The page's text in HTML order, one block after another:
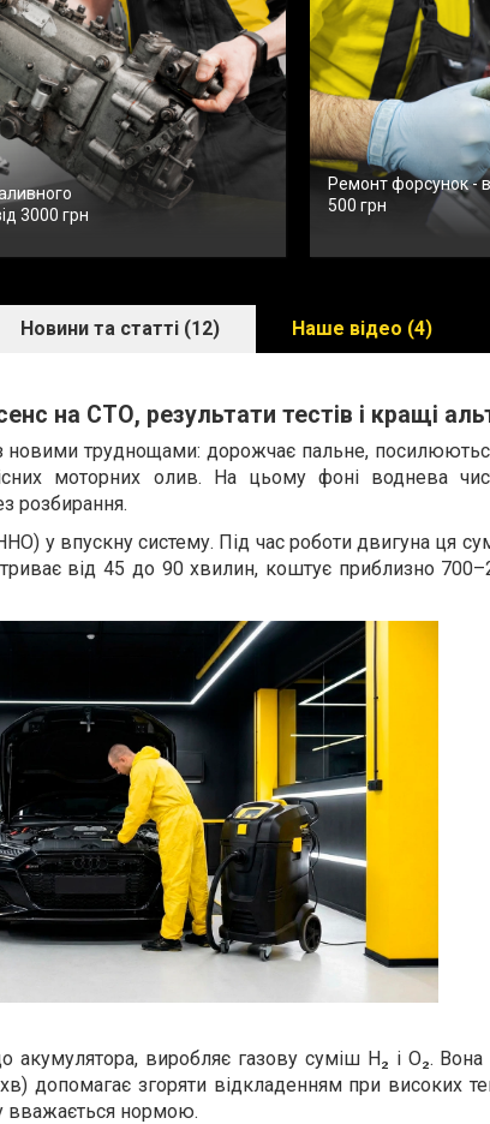
3000 грн
Ремонт форсунок -
500 грн
Новини та статті (12) Наше відео (4)
на СТО, результати тестів і кращі
новими труднощами: дорожчає пальне,
моторних олив. На цьому фоні воднева
розбирання.
у впускну систему. Під час роботи двигуна ця
від 45 до 90 хвилин, коштує приблизно
акумулятора, виробляє газову суміш H₂ і O₂.
допомагає згоряти відкладенням при високих
вважається нормою.